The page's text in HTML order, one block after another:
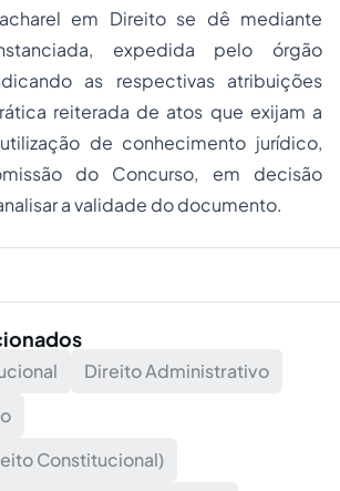
em Direito se dê mediante
expedida pelo órgão
as respectivas atribuições
reiterada de atos que exijam a
de conhecimento jurídico,
do Concurso, em decisão
a validade do documento.
Direito Administrativo
Constitucional)